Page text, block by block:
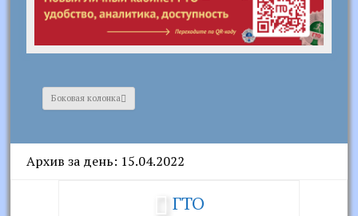
Боковая колонка
Архив за день: 15.04.2022
ГТО